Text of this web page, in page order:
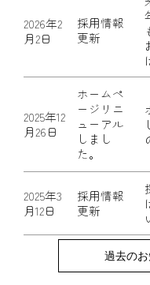
2026年2
月2日
採用情報
更新
2025年12
月26日
ホームペ
ージリニ
ューアル
しまし
た。
2025年3
月12日
採用情報
更新
過去の